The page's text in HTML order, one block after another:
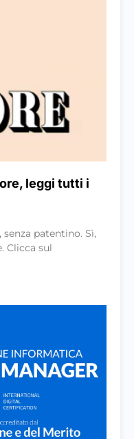
leggi tutti i
patentino. Sì,
Clicca sul